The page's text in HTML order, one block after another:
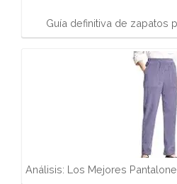
Guía definitiva de zapatos
Análisis: Los Mejores